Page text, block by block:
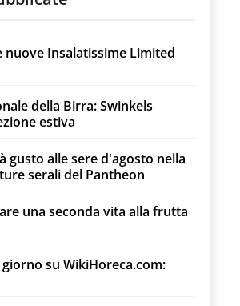
nuove Insalatissime Limited
della Birra: Swinkels
estiva
gusto alle sere d'agosto nella
serali del Pantheon
una seconda vita alla frutta
su WikiHoreca.com: